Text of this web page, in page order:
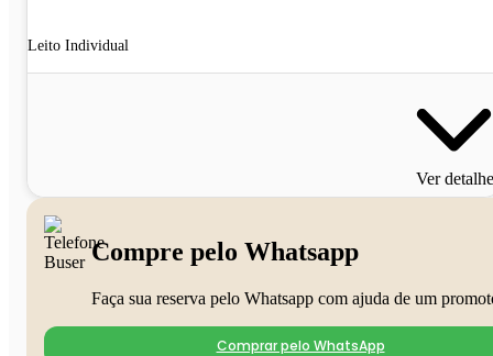
Leito Individual
Ver
Compre pelo Whatsapp
Faça sua reserva pelo Whatsapp com ajuda de um
Comprar pelo WhatsApp